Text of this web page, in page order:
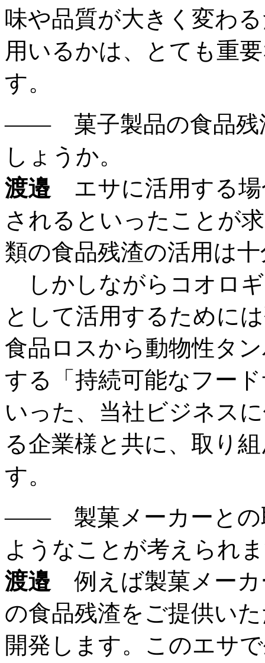
味や品質が大きく変わ
用いるかは、とても重
す。
―― 菓子製品の食品残
しょうか。
渡邉 エサに活用する場
されるといったことが
類の食品残渣の活用は
しかしながらコオロ
として活用するために
食品ロスから動物性タ
する「持続可能なフー
いった、当社ビジネス
る企業様と共に、取り
す。
―― 製菓メーカーとの
ようなことが考えられ
渡邉 例えば製菓メー
の食品残渣をご提供い
開発します。このエサ